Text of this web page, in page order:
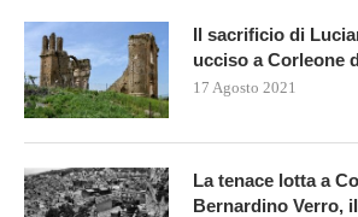
Il sacrificio di
ucciso a Corleone
17 Agosto 2021
La tenace lotta a
Bernardino Verro,